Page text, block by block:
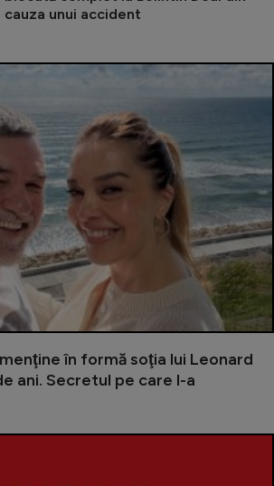
cauza unui accident
în formă soţia lui Leonard
ani. Secretul pe care l-a